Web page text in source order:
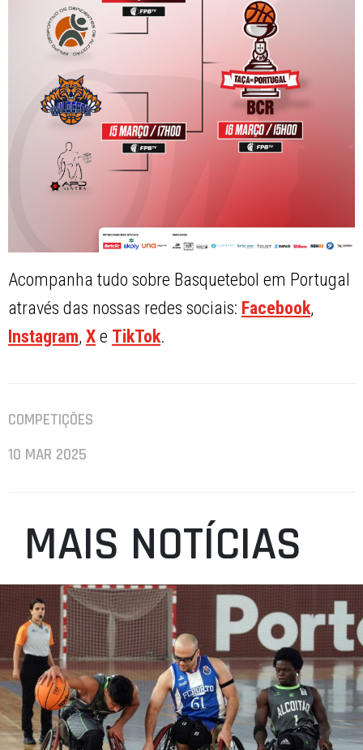
Acompanha tudo sobre Basquetebol em Portugal
através das nossas redes sociais: Facebook,
Instagram,X e TikTok.
COMPETIÇÕES
10 MAR 2025
MAIS NOTÍCIAS